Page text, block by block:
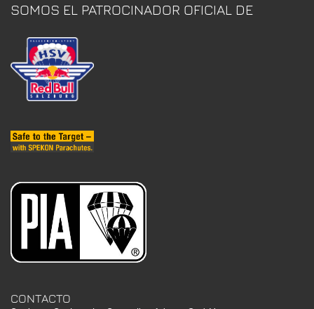
SOMOS EL PATROCINADOR OFICIAL DE
CONTACTO